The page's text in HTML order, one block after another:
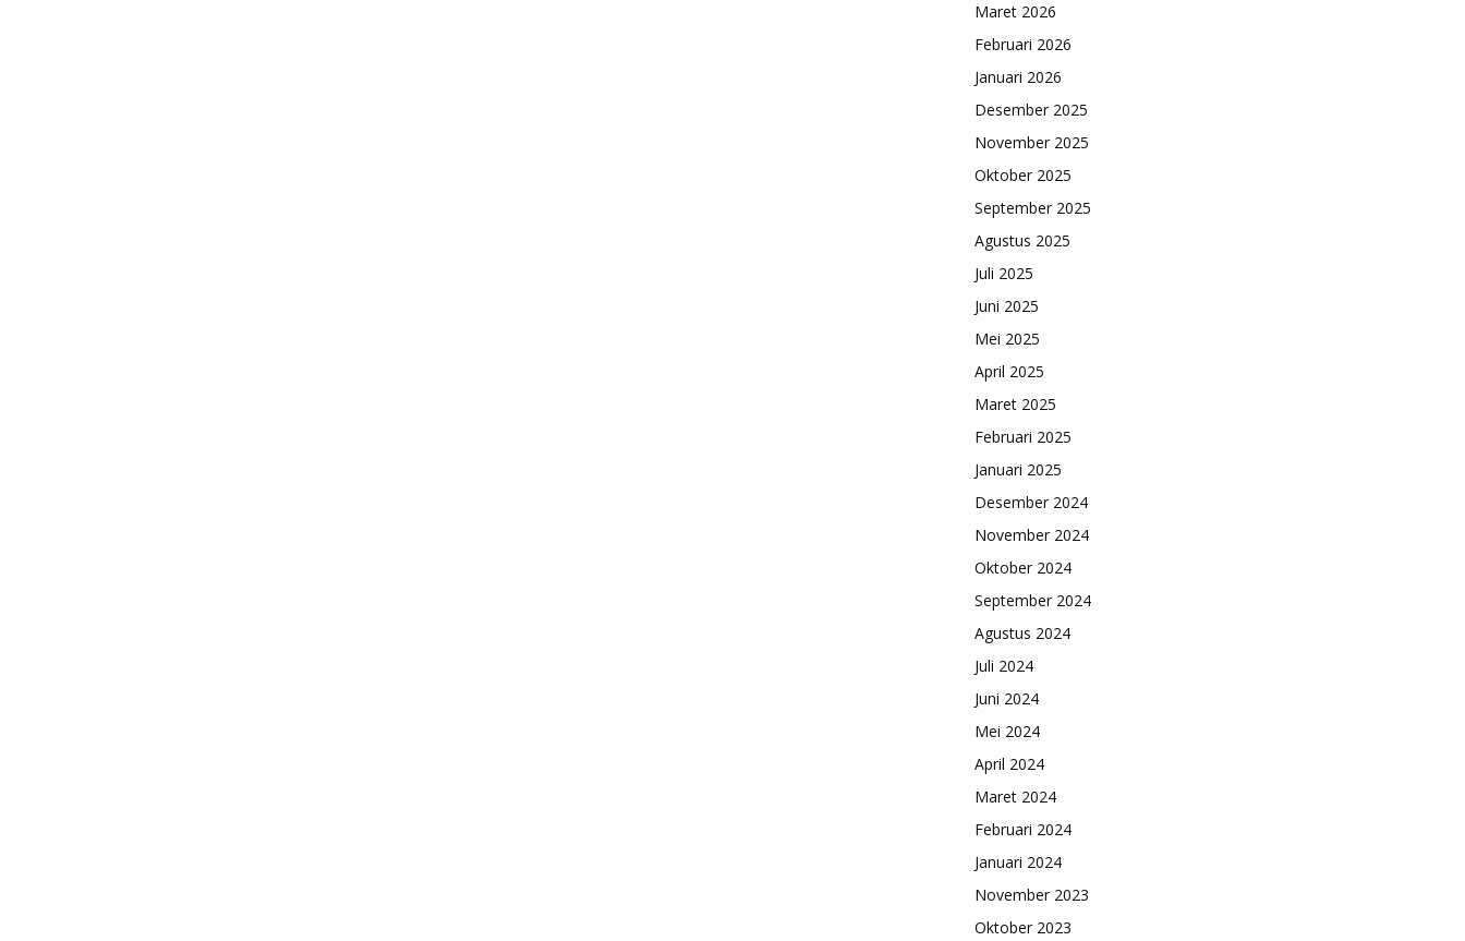
Maret 2026
Februari 2026
Januari 2026
Desember 2025
November 2025
Oktober 2025
September 2025
Agustus 2025
Juli 2025
Juni 2025
Mei 2025
April 2025
Maret 2025
Februari 2025
Januari 2025
Desember 2024
November 2024
Oktober 2024
September 2024
Agustus 2024
Juli 2024
Juni 2024
Mei 2024
April 2024
Maret 2024
Februari 2024
Januari 2024
November 2023
Oktober 2023